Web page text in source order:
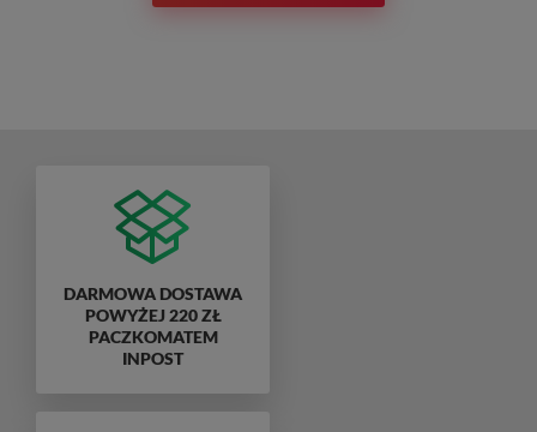
DARMOWA DOSTAWA
POWYŻEJ 220 ZŁ
PACZKOMATEM
INPOST